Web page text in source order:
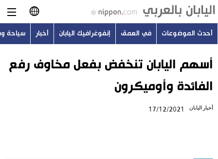
日本語
English
أحدث الموضوعات
أحدث الموضوعات في العمق إنفوغرافيك اليابان أخبار سياحة
أسهم اليابان تنخفض بفعل مخاوف رفع
الفائدة وأوميكرون
أخبار اليابان 17/12/2021